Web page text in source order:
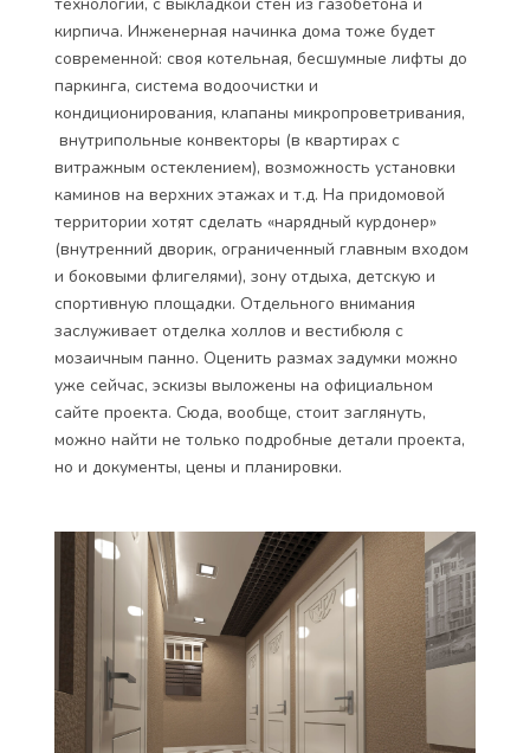
кирпича. Инженерная начинка дома тоже будет
современной: своя котельная, бесшумные лифты до
паркинга, система водоочистки и
кондиционирования, клапаны микропроветривания,
внутрипольные конвекторы (в квартирах с
витражным остеклением), возможность установки
каминов на верхних этажах и т.д. На придомовой
территории хотят сделать «нарядный курдонер»
(внутренний дворик, ограниченный главным входом
и боковыми флигелями), зону отдыха, детскую и
спортивную площадки. Отдельного внимания
заслуживает отделка холлов и вестибюля с
мозаичным панно. Оценить размах задумки можно
уже сейчас, эскизы выложены на официальном
сайте проекта. Сюда, вообще, стоит заглянуть,
можно найти не только подробные детали проекта,
но и документы, цены и планировки.